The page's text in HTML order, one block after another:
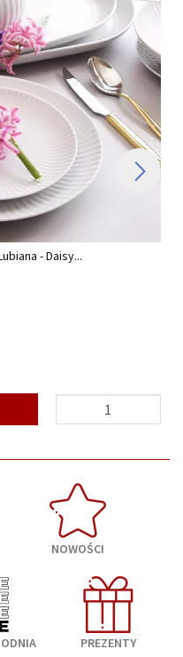
- Daisy...
NOWOŚCI
PREZENTY